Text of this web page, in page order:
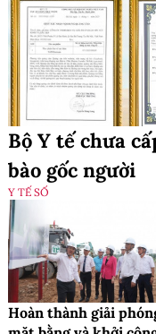
Bộ Y tế chưa
bào gốc người
Y TẾ SỐ
Hoàn thành giải